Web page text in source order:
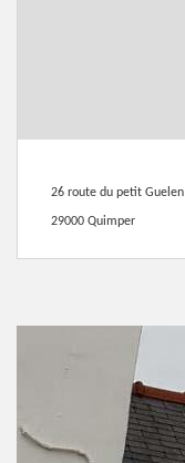
26 route du petit Guelen
29000 Quimper